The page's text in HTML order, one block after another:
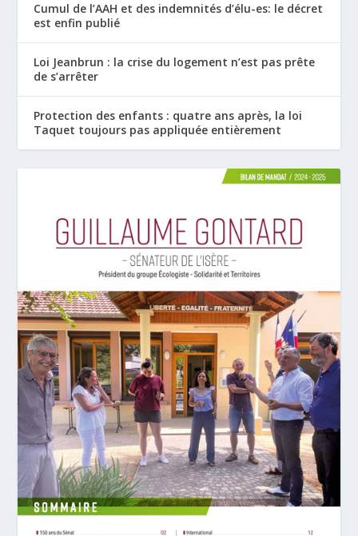
Cumul de l’AAH et des indemnités d’élu-es: le décret
est enfin publié
Loi Jeanbrun : la crise du logement n’est pas prête
de s’arrêter
Protection des enfants : quatre ans après, la loi
Taquet toujours pas appliquée entièrement